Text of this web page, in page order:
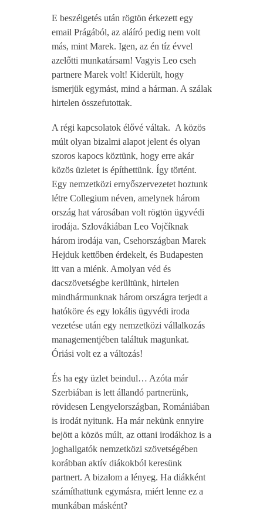
E beszélgetés után rögtön érkezett egy
email Prágából, az aláíró pedig nem volt
más, mint Marek. Igen, az én tíz évvel
azelőtti munkatársam! Vagyis Leo cseh
partnere Marek volt! Kiderült, hogy
ismerjük egymást, mind a hárman. A szálak
hirtelen összefutottak.
A régi kapcsolatok élővé váltak. A közös
múlt olyan bizalmi alapot jelent és olyan
szoros kapocs köztünk, hogy erre akár
közös üzletet is építhettünk. Így történt.
Egy nemzetközi ernyőszervezetet hoztunk
létre Collegium néven, amelynek három
ország hat városában volt rögtön ügyvédi
irodája. Szlovákiában Leo Vojčíknak
három irodája van, Csehországban Marek
Hejduk kettőben érdekelt, és Budapesten
itt van a miénk. Amolyan véd és
dacszövetségbe kerültünk, hirtelen
mindhármunknak három országra terjedt a
hatóköre és egy lokális ügyvédi iroda
vezetése után egy nemzetközi vállalkozás
managementjében találtuk magunkat.
Óriási volt ez a változás!
És ha egy üzlet beindul… Azóta már
Szerbiában is lett állandó partnerünk,
rövidesen Lengyelországban, Romániában
is irodát nyitunk. Ha már nekünk ennyire
bejött a közös múlt, az ottani irodákhoz is a
joghallgatók nemzetközi szövetségében
korábban aktív diákokból keresünk
partnert. A bizalom a lényeg. Ha diákként
számíthattunk egymásra, miért lenne ez a
munkában másként?